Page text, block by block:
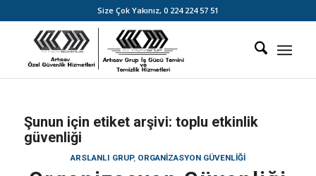
Size Çok Yakınız, 0 224 224 57 51
Şunun için etiket arşivi: toplu etkinlik
güvenliği
ARSLANLI GRUP, ORGANIZASYON GÜVENLIĞI